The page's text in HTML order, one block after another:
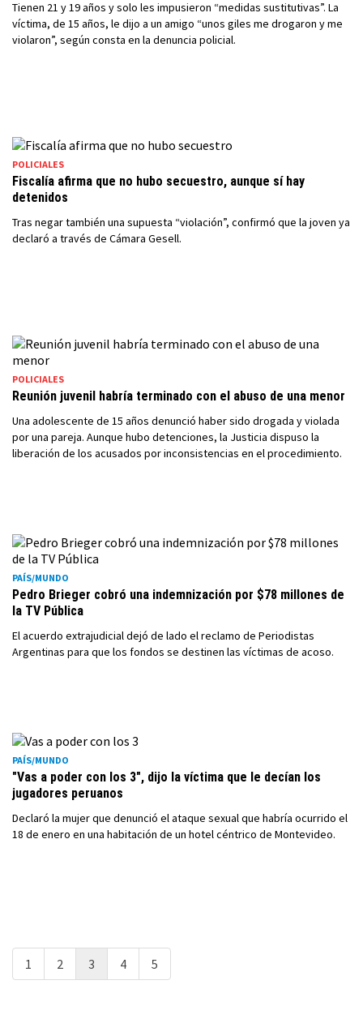
Tienen 21 y 19 años y solo les impusieron “medidas sustitutivas”. La
víctima, de 15 años, le dijo a un amigo “unos giles me drogaron y me
violaron”, según consta en la denuncia policial.
POLICIALES
Fiscalía afirma que no hubo secuestro, aunque sí hay
detenidos
Tras negar también una supuesta “violación”, confirmó que la joven ya
declaró a través de Cámara Gesell.
POLICIALES
Reunión juvenil habría terminado con el abuso de una menor
Una adolescente de 15 años denunció haber sido drogada y violada
por una pareja. Aunque hubo detenciones, la Justicia dispuso la
liberación de los acusados por inconsistencias en el procedimiento.
PAÍS/MUNDO
Pedro Brieger cobró una indemnización por $78 millones de
la TV Pública
El acuerdo extrajudicial dejó de lado el reclamo de Periodistas
Argentinas para que los fondos se destinen las víctimas de acoso.
PAÍS/MUNDO
"Vas a poder con los 3", dijo la víctima que le decían los
jugadores peruanos
Declaró la mujer que denunció el ataque sexual que habría ocurrido el
18 de enero en una habitación de un hotel céntrico de Montevideo.
1 2 3 4 5